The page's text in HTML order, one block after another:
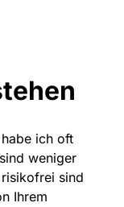
habe ich oft
weniger
sind
Ihrem